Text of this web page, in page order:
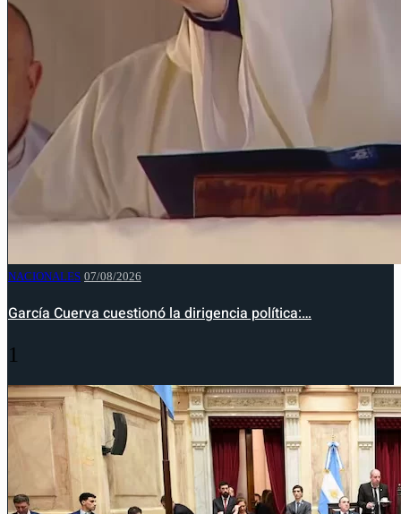
NACIONALES 07/08/2026
García Cuerva cuestionó la dirigencia política:…
1